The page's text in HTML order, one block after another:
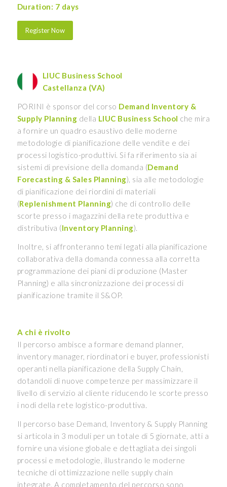
Duration: 7 days
Register Now
LIUC Business School
Castellanza (VA)
PORINI è sponsor del corso Demand Inventory &
Supply Planning della LIUC Business School che mira
a fornire un quadro esaustivo delle moderne
metodologie di pianificazione delle vendite e dei
processi logistico-produttivi. Si fa riferimento sia ai
sistemi di previsione della domanda (Demand
Forecasting & Sales Planning), sia alle metodologie
di pianificazione dei riordini di materiali
(Replenishment Planning) che di controllo delle
scorte presso i magazzini della rete produttiva e
distributiva (Inventory Planning).
Inoltre, si affronteranno temi legati alla pianificazione
collaborativa della domanda connessa alla corretta
programmazione dei piani di produzione (Master
Planning) e alla sincronizzazione dei processi di
pianificazione tramite il S&OP.
A chi è rivolto
Il percorso ambisce a formare demand planner,
inventory manager, riordinatori e buyer, professionisti
operanti nella pianificazione della Supply Chain,
dotandoli di nuove competenze per massimizzare il
livello di servizio al cliente riducendo le scorte presso
i nodi della rete logistico-produttiva.
Il percorso base Demand, Inventory & Supply Planning
si articola in 3 moduli per un totale di 5 giornate, atti a
fornire una visione globale e dettagliata dei singoli
processi e metodologie, illustrando le moderne
tecniche di ottimizzazione nelle supply chain
integrate. A completamento del percorso sono